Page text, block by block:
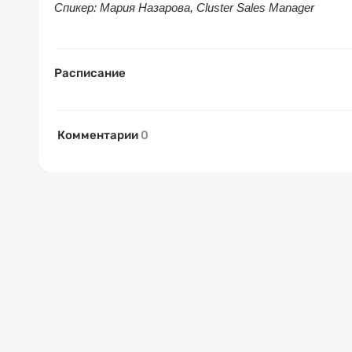
Спикер: Мария Назарова, Cluster Sales Manager
Расписание
Комментарии 0